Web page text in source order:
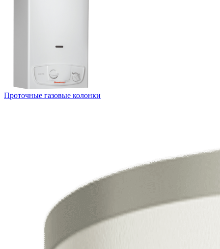
Проточные газовые колонки